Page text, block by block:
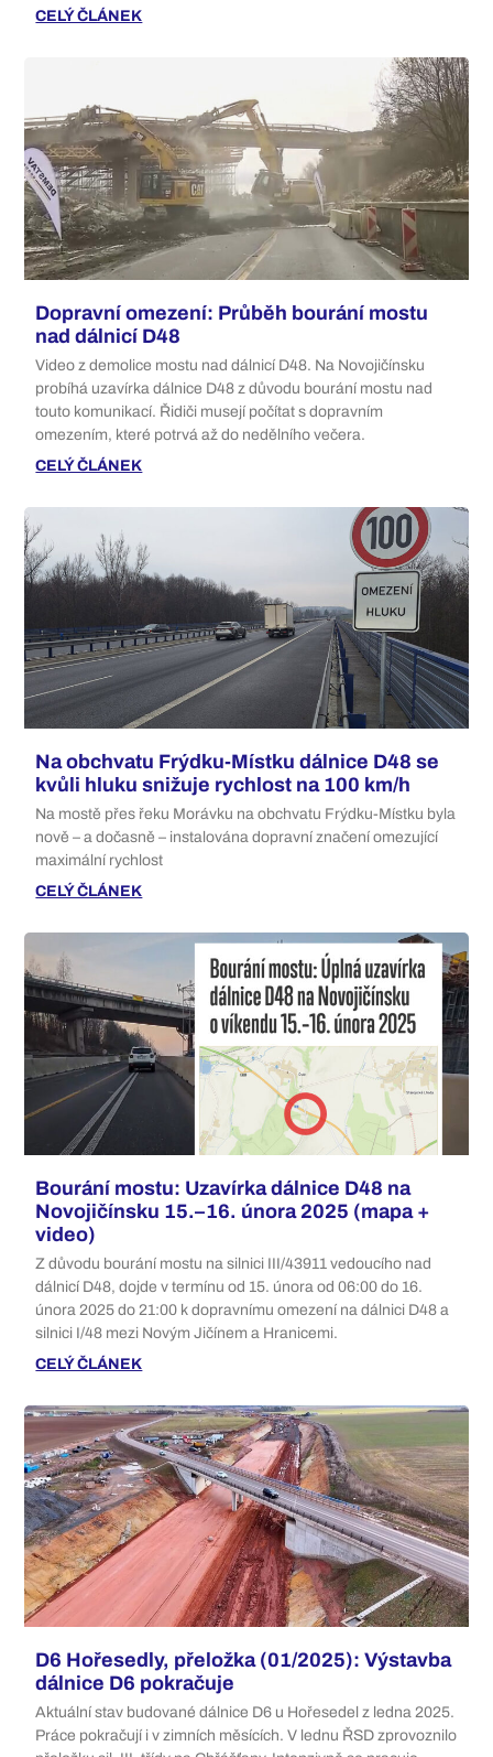
CELÝ ČLÁNEK
Dopravní omezení: Průběh bourání mostu
nad dálnicí D48
Video z demolice mostu nad dálnicí D48. Na Novojičínsku
probíhá uzavírka dálnice D48 z důvodu bourání mostu nad
touto komunikací. Řidiči musejí počítat s dopravním
omezením, které potrvá až do nedělního večera.
CELÝ ČLÁNEK
Na obchvatu Frýdku-Místku dálnice D48 se
kvůli hluku snižuje rychlost na 100 km/h
Na mostě přes řeku Morávku na obchvatu Frýdku-Místku byla
nově – a dočasně – instalována dopravní značení omezující
maximální rychlost
CELÝ ČLÁNEK
Bourání mostu: Uzavírka dálnice D48 na
Novojičínsku 15.–16. února 2025 (mapa +
video)
Z důvodu bourání mostu na silnici III/43911 vedoucího nad
dálnicí D48, dojde v termínu od 15. února od 06:00 do 16.
února 2025 do 21:00 k dopravnímu omezení na dálnici D48 a
silnici I/48 mezi Novým Jičínem a Hranicemi.
CELÝ ČLÁNEK
D6 Hořesedly, přeložka (01/2025): Výstavba
dálnice D6 pokračuje
Aktuální stav budované dálnice D6 u Hořesedel z ledna 2025.
Práce pokračují i v zimních měsících. V lednu ŘSD zprovoznilo